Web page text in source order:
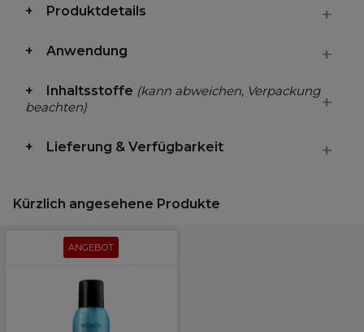
Produktdetails
Anwendung
Inhaltsstoffe (kann abweichen, Verpackung
beachten)
Lieferung & Verfügbarkeit
Kürzlich angesehene Produkte
ANGEBOT